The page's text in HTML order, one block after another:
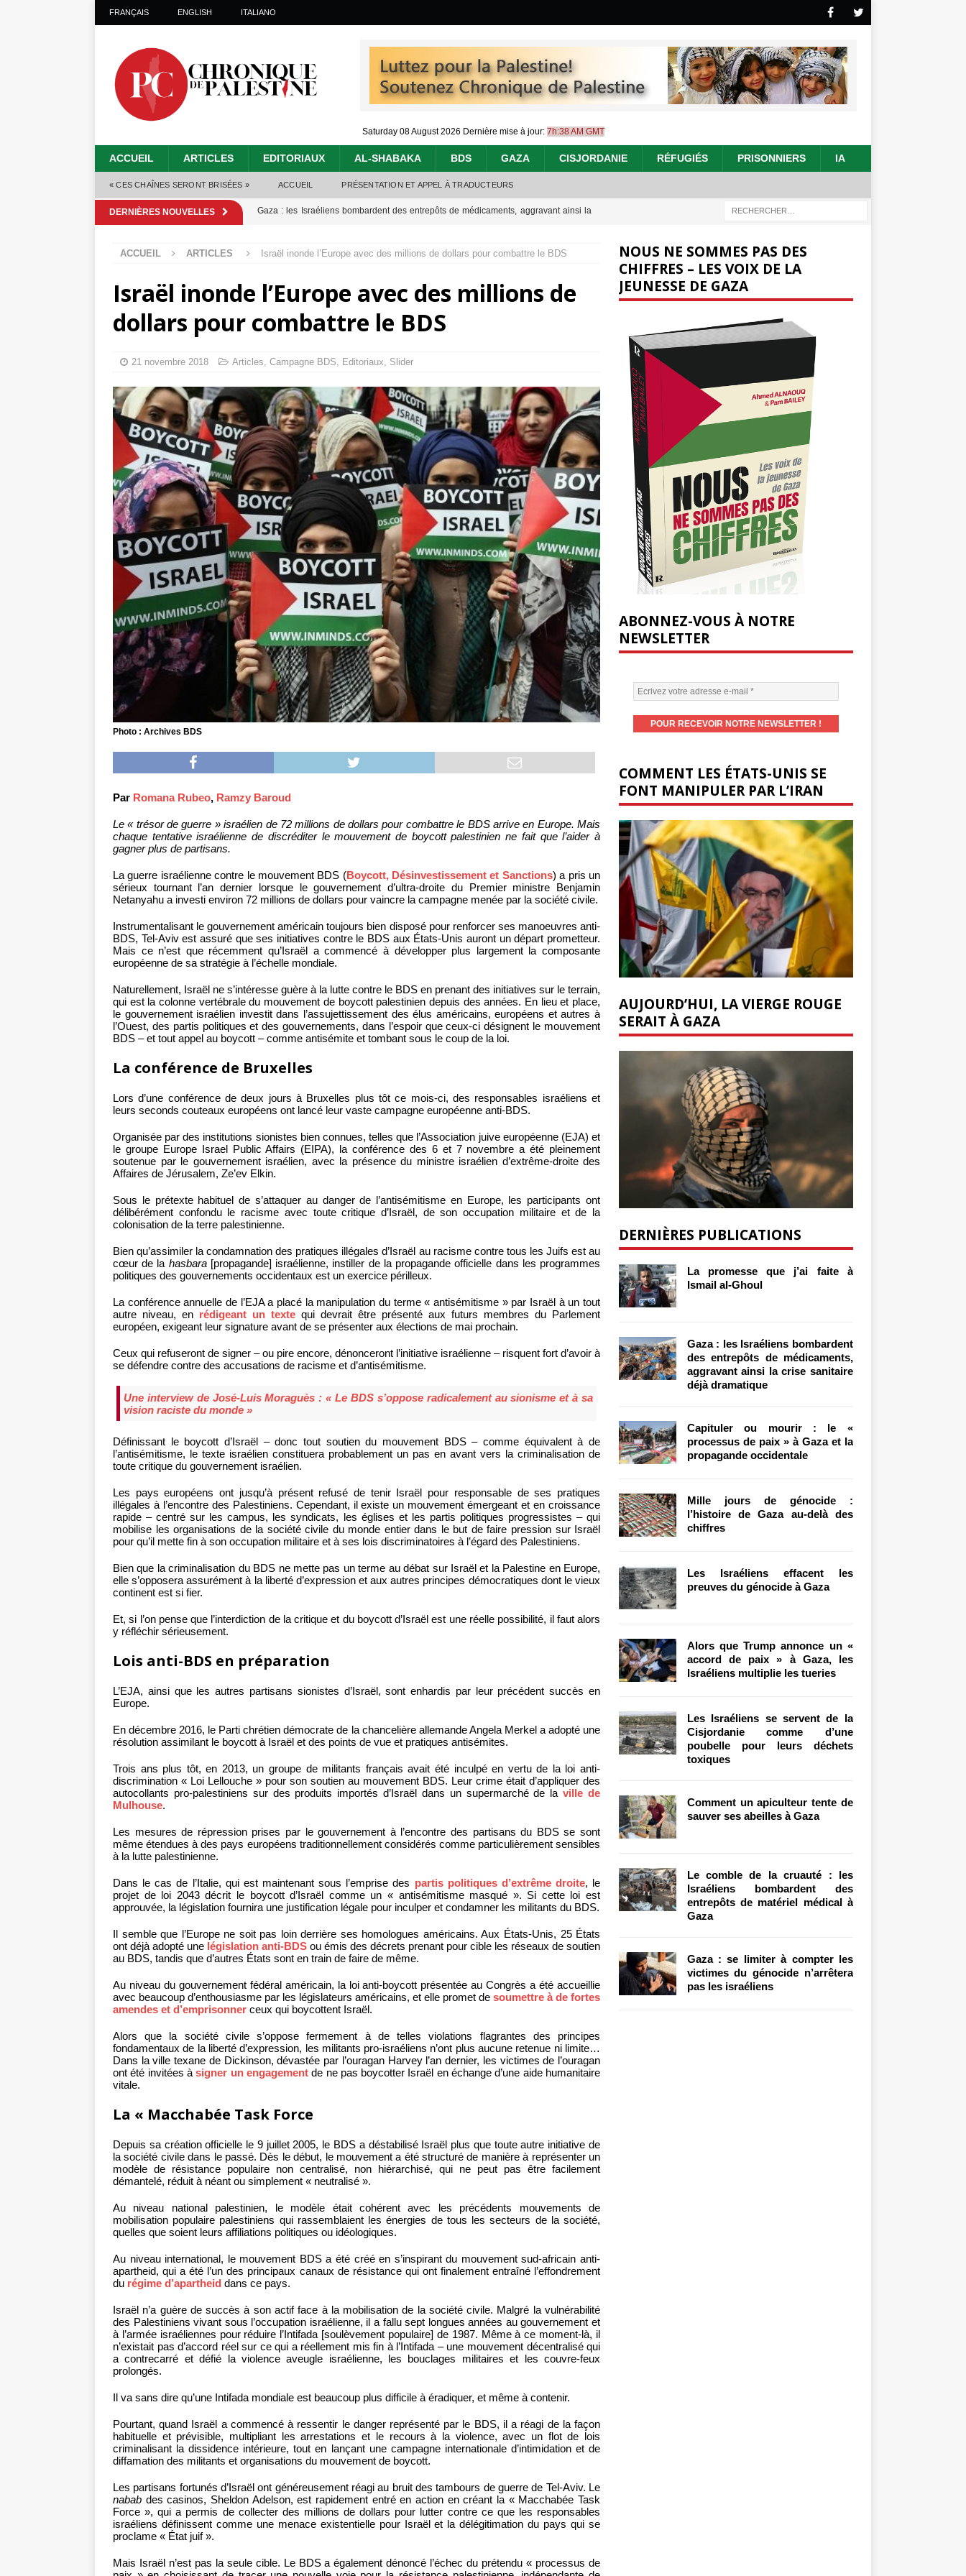
FRANÇAIS ENGLISH ITALIANO
Saturday 08 August 2026 Dernière mise à jour: 7h:38 AM GMT
ACCUEIL ARTICLES EDITORIAUX AL-SHABAKA BDS GAZA CISJORDANIE RÉFUGIÉS PRISONNIERS IA
« CES CHAÎNES SERONT BRISÉES » ACCUEIL PRÉSENTATION ET APPEL À TRADUCTEURS
DERNIÈRES NOUVELLES Gaza : les Israéliens bombardent des entrepôts de médicaments, aggravant ainsi la
Capituler ou mourir : le « processus de paix » à Gaza et la propagande occidentale
6 août 2026 ]
Mille jours de génocide : l’histoire de Gaza au-delà des chiffres
Les Israéliens effacent les preuves du génocide à Gaza
La promesse que j’ai faite à Ismail al-Ghoul
ACCUEIL ARTICLES Israël inonde l’Europe avec des millions de dollars pour combattre le BDS
Israël inonde l’Europe avec des millions de
dollars pour combattre le BDS
21 novembre 2018 Articles, Campagne BDS, Editoriaux, Slider
Photo : Archives BDS
Par Romana Rubeo, Ramzy Baroud
Le « trésor de guerre » israélien de 72 millions de dollars pour combattre le BDS arrive en Europe. Mais
chaque tentative israélienne de discréditer le mouvement de boycott palestinien ne fait que l’aider à
gagner plus de partisans.
La guerre israélienne contre le mouvement BDS (Boycott, Désinvestissement et Sanctions) a pris un
sérieux tournant l’an dernier lorsque le gouvernement d’ultra-droite du Premier ministre Benjamin
Netanyahu a investi environ 72 millions de dollars pour vaincre la campagne menée par la société civile.
Instrumentalisant le gouvernement américain toujours bien disposé pour renforcer ses manoeuvres anti-
BDS, Tel-Aviv est assuré que ses initiatives contre le BDS aux États-Unis auront un départ prometteur.
Mais ce n’est que récemment qu’Israël a commencé à développer plus largement la composante
européenne de sa stratégie à l’échelle mondiale.
Naturellement, Israël ne s’intéresse guère à la lutte contre le BDS en prenant des initiatives sur le terrain,
qui est la colonne vertébrale du mouvement de boycott palestinien depuis des années. En lieu et place,
le gouvernement israélien investit dans l’assujettissement des élus américains, européens et autres à
l’Ouest, des partis politiques et des gouvernements, dans l’espoir que ceux-ci désignent le mouvement
BDS – et tout appel au boycott – comme antisémite et tombant sous le coup de la loi.
La conférence de Bruxelles
Lors d’une conférence de deux jours à Bruxelles plus tôt ce mois-ci, des responsables israéliens et
leurs seconds couteaux européens ont lancé leur vaste campagne européenne anti-BDS.
Organisée par des institutions sionistes bien connues, telles que l’Association juive européenne (EJA) et
le groupe Europe Israel Public Affairs (EIPA), la conférence des 6 et 7 novembre a été pleinement
soutenue par le gouvernement israélien, avec la présence du ministre israélien d’extrême-droite des
Affaires de Jérusalem, Ze’ev Elkin.
Sous le prétexte habituel de s’attaquer au danger de l’antisémitisme en Europe, les participants ont
délibérément confondu le racisme avec toute critique d’Israël, de son occupation militaire et de la
colonisation de la terre palestinienne.
Bien qu’assimiler la condamnation des pratiques illégales d’Israël au racisme contre tous les Juifs est au
cœur de la hasbara[propagande] israélienne, instiller de la propagande officielle dans les programmes
politiques des gouvernements occidentaux est un exercice périlleux.
La conférence annuelle de l’EJA a placé la manipulation du terme « antisémitisme » par Israël à un tout
autre niveau, en rédigeant un texte qui devrait être présenté aux futurs membres du Parlement
européen, exigeant leur signature avant de se présenter aux élections de mai prochain.
Ceux qui refuseront de signer – ou pire encore, dénonceront l’initiative israélienne – risquent fort d’avoir à
se défendre contre des accusations de racisme et d’antisémitisme.
Une interview de José-Luis Moraguès : « Le BDS s’oppose radicalement au sionisme et à sa
vision raciste du monde »
Définissant le boycott d’Israël – donc tout soutien du mouvement BDS – comme équivalent à de
l’antisémitisme, le texte israélien constituera probablement un pas en avant vers la criminalisation de
toute critique du gouvernement israélien.
Les pays européens ont jusqu’à présent refusé de tenir Israël pour responsable de ses pratiques
illégales à l’encontre des Palestiniens. Cependant, il existe un mouvement émergeant et en croissance
rapide – centré sur les campus, les syndicats, les églises et les partis politiques progressistes – qui
mobilise les organisations de la société civile du monde entier dans le but de faire pression sur Israël
pour qu’il mette fin à son occupation militaire et à ses lois discriminatoires à l’égard des Palestiniens.
Bien que la criminalisation du BDS ne mette pas un terme au débat sur Israël et la Palestine en Europe,
elle s’opposera assurément à la liberté d’expression et aux autres principes démocratiques dont le vieux
continent est si fier.
Et, si l’on pense que l’interdiction de la critique et du boycott d’Israël est une réelle possibilité, il faut alors
y réfléchir sérieusement.
Lois anti-BDS en préparation
L’EJA, ainsi que les autres partisans sionistes d’Israël, sont enhardis par leur précédent succès en
Europe.
En décembre 2016, le Parti chrétien démocrate de la chancelière allemande Angela Merkel a adopté une
résolution assimilant le boycott à Israël et des points de vue et pratiques antisémites.
Trois ans plus tôt, en 2013, un groupe de militants français avait été inculpé en vertu de la loi anti-
discrimination « Loi Lellouche » pour son soutien au mouvement BDS. Leur crime était d’appliquer des
autocollants pro-palestiniens sur des produits importés d’Israël dans un supermarché de laville de
Mulhouse.
Les mesures de répression prises par le gouvernement à l’encontre des partisans du BDS se sont
même étendues à des pays européens traditionnellement considérés comme particulièrement sensibles
à la lutte palestinienne.
Dans le cas de l’Italie, qui est maintenant sous l’emprise des partis politiques d’extrême droite, le
projet de loi 2043 décrit le boycott d’Israël comme un « antisémitisme masqué ». Si cette loi est
approuvée, la législation fournira une justification légale pour inculper et condamner les militants du BDS.
Il semble que l’Europe ne soit pas loin derrière ses homologues américains. Aux États-Unis, 25 États
ont déjà adopté une législation anti-BDS ou émis des décrets prenant pour cible les réseaux de soutien
au BDS, tandis que d’autres États sont en train de faire de même.
Au niveau du gouvernement fédéral américain, la loi anti-boycott présentée au Congrès a été accueillie
avec beaucoup d’enthousiasme par les législateurs américains, et elle promet desoumettre à de fortes
amendes et d’emprisonner ceux qui boycottent Israël.
Alors que la société civile s’oppose fermement à de telles violations flagrantes des principes
fondamentaux de la liberté d’expression, les militants pro-israéliens n’ont plus aucune retenue ni limite…
Dans la ville texane de Dickinson, dévastée par l’ouragan Harvey l’an dernier, les victimes de l’ouragan
ont été invitées àsigner un engagementde ne pas boycotter Israël en échange d’une aide humanitaire
vitale.
La « Macchabée Task Force
Depuis sa création officielle le 9 juillet 2005, le BDS a déstabilisé Israël plus que toute autre initiative de
la société civile dans le passé. Dès le début, le mouvement a été structuré de manière à représenter un
modèle de résistance populaire non centralisé, non hiérarchisé, qui ne peut pas être facilement
démantelé, réduit à néant ou simplement « neutralisé ».
Au niveau national palestinien, le modèle était cohérent avec les précédents mouvements de
mobilisation populaire palestiniens qui rassemblaient les énergies de tous les secteurs de la société,
quelles que soient leurs affiliations politiques ou idéologiques.
Au niveau international, le mouvement BDS a été créé en s’inspirant du mouvement sud-africain anti-
apartheid, qui a été l’un des principaux canaux de résistance qui ont finalement entraîné l’effondrement
du régime d’apartheid dans ce pays.
Israël n’a guère de succès à son actif face à la mobilisation de la société civile. Malgré la vulnérabilité
des Palestiniens vivant sous l’occupation israélienne, il a fallu sept longues années au gouvernement et
à l’armée israéliennes pour réduire l’Intifada [soulèvement populaire] de 1987. Même à ce moment-là, il
n’existait pas d’accord réel sur ce qui a réellement mis fin à l’Intifada – une mouvement décentralisé qui
a contrecarré et défié la violence aveugle israélienne, les bouclages militaires et les couvre-feux
prolongés.
Il va sans dire qu’une Intifada mondiale est beaucoup plus difficile à éradiquer, et même à contenir.
Pourtant, quand Israël a commencé à ressentir le danger représenté par le BDS, il a réagi de la façon
habituelle et prévisible, multipliant les arrestations et le recours à la violence, avec un flot de lois
criminalisant la dissidence intérieure, tout en lançant une campagne internationale d’intimidation et de
diffamation des militants et organisations du mouvement de boycott.
Les partisans fortunés d’Israël ont généreusement réagi au bruit des tambours de guerre de Tel-Aviv. Le
nabab des casinos, Sheldon Adelson, est rapidement entré en action en créant la « Macchabée Task
Force », qui a permis de collecter des millions de dollars pour lutter contre ce que les responsables
israéliens définissent comme une menace existentielle pour Israël et la délégitimation du pays qui se
proclame « État juif ».
Mais Israël n’est pas la seule cible. Le BDS a également dénoncé l’échec du prétendu « processus de
NOUS NE SOMMES PAS DES
CHIFFRES – LES VOIX DE LA
JEUNESSE DE GAZA
ABONNEZ-VOUS À NOTRE
NEWSLETTER
COMMENT LES ÉTATS-UNIS SE
FONT MANIPULER PAR L’IRAN
AUJOURD’HUI, LA VIERGE ROUGE
SERAIT À GAZA
DERNIÈRES PUBLICATIONS
La promesse que j’ai faite à
Ismail al-Ghoul
Gaza : les Israéliens bombardent
des entrepôts de médicaments,
aggravant ainsi la crise sanitaire
déjà dramatique
Capituler ou mourir : le «
processus de paix » à Gaza et la
propagande occidentale
Mille jours de génocide :
l’histoire de Gaza au-delà des
chiffres
Les Israéliens effacent les
preuves du génocide à Gaza
Alors que Trump annonce un «
accord de paix » à Gaza, les
Israéliens multiplie les tueries
Les Israéliens se servent de la
Cisjordanie comme d’une
poubelle pour leurs déchets
toxiques
Comment un apiculteur tente de
sauver ses abeilles à Gaza
Le comble de la cruauté : les
Israéliens bombardent des
entrepôts de matériel médical à
Gaza
Gaza : se limiter à compter les
victimes du génocide n’arrêtera
pas les israéliens